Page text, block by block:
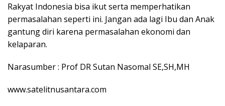
Rakyat Indonesia bisa ikut serta memperhatikan
permasalahan seperti ini. Jangan ada lagi Ibu dan Anak
gantung diri karena permasalahan ekonomi dan
kelaparan.
Narasumber : Prof DR Sutan Nasomal SE,SH,MH
www.satelitnusantara.com